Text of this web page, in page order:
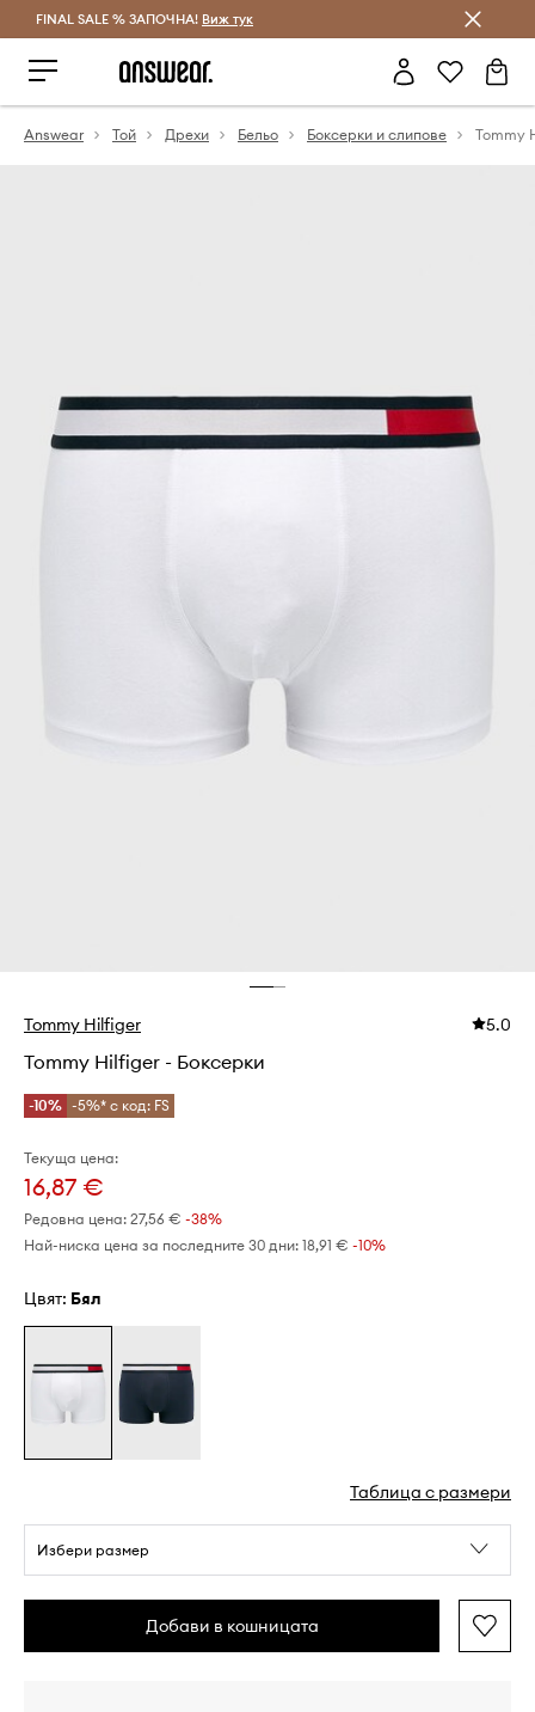
Спестявай с Answear Club
FINAL SALE % ЗАПОЧНА! Виж тук
Answear Той Дрехи Бельо Боксерки и слипове Tommy
Tommy Hilfiger 5.0
Tommy Hilfiger - Боксерки
-10% -5%* с код: FS
Текуща цена:
16,87 €
Редовна цена: 27,56 € -38%
Най-ниска цена за последните 30 дни: 18,91 € -10%
Цвят: бял
Таблица с размери
Избери размер
Добави в кошницата